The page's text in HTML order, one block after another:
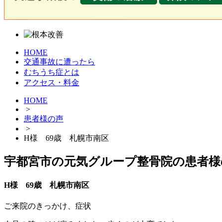
HOME
交通事故に遭ったら
むちうち症とは
アクセス・料金
HOME
>
患者様の声
>
H様 69歳 札幌市南区
宇都宮市の元気グループ整骨院の患者
H様 69歳 札幌市南区
ご来院のきっかけ、症状